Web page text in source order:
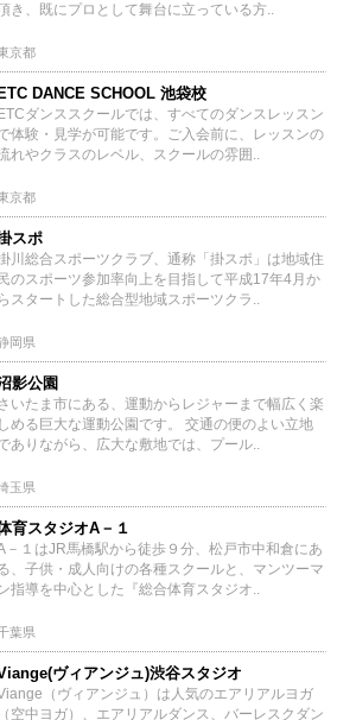
き、既にプロとして舞台に立っている方..
京都
ETC DANCE SCHOOL 池袋校
ETCダンススクールでは、すべてのダンスレッスン
体験・見学が可能です。ご入会前に、レッスンの
れやクラスのレベル、スクールの雰囲..
京都
スポ
川総合スポーツクラブ、通称「掛スポ」は地域住
民のスポーツ参加率向上を目指して平成17年4月か
らスタートした総合型地域スポーツクラ..
岡県
影公園
いたま市にある、運動からレジャーまで幅広く楽
しめる巨大な運動公園です。 交通の便のよい立地
ありながら、広大な敷地では、プール..
玉県
育スタジオA－１
－１はJR馬橋駅から徒歩９分、松戸市中和倉にあ
、子供・成人向けの各種スクールと、マンツーマ
ン指導を中心とした『総合体育スタジオ..
葉県
ヴィアンジュ)渋谷スタジオ
（ヴィアンジュ）は人気のエアリアルヨガ
（空中ヨガ）、エアリアルダンス、バーレスクダン